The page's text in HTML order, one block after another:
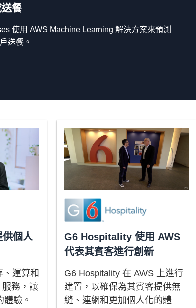
餐
使用 AWS Machine Learning 解決方案來預測
送餐。
供個人
、運算和
服務，讓
體驗。
G6 Hospitality 使用 AWS
代表其賓客進行創新
G6 Hospitality 在 AWS 上進行
建置，以確保為其賓客提供無
縫、連網和更加個人化的體